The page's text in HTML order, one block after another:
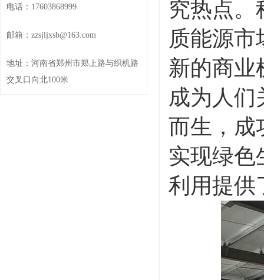
电话：17603868999
邮箱：zzsjljxsb@163.com
地址：河南省郑州市郑上路与织机路
交叉口向北100米
究热点。
质能源
新的商业
成为人们
而生，成
实现绿色
利用提供